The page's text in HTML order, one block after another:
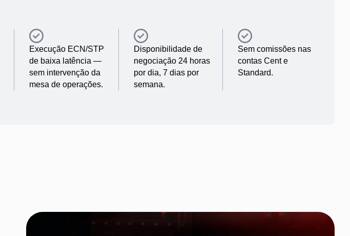
Execução ECN/STP
de baixa latência —
sem intervenção da
mesa de operações.
Disponibilidade de
negociação 24 horas
por dia, 7 dias por
semana.
Sem comissões nas
contas Cent e
Standard.